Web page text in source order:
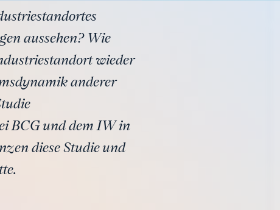
aussehen? Wie
wieder
anderer
BCG und dem IW in
diese Studie und